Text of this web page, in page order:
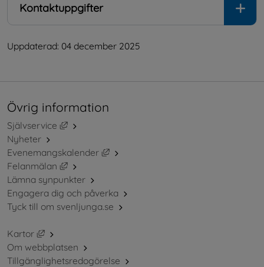
Kontaktuppgifter
Uppdaterad: 04 december 2025
Övrig information
Självservice
Länk till annan webbplats, öppnas i nytt fönster.
Nyheter
Evenemangskalender
Länk till annan webbplats, öppnas i
Felanmälan
Länk till annan webbplats, öppnas i nytt fönster.
Lämna synpunkter
Engagera dig och påverka
Tyck till om svenljunga.se
Kartor
Länk till annan webbplats, öppnas i nytt fönster.
Om webbplatsen
Tillgänglighetsredogörelse